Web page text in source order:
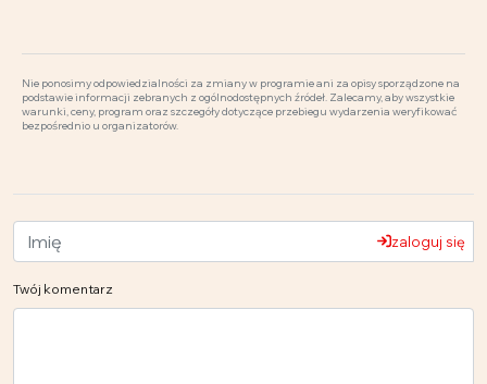
Nie ponosimy odpowiedzialności za zmiany w programie ani za opisy sporządzone na
podstawie informacji zebranych z ogólnodostępnych źródeł. Zalecamy, aby wszystkie
warunki, ceny, program oraz szczegóły dotyczące przebiegu wydarzenia weryfikować
bezpośrednio u organizatorów.
zaloguj się
Twój komentarz